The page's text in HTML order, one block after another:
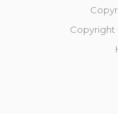
Copyright